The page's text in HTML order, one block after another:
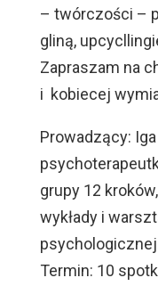
– twórczości –
gliną,
Zapraszam na
i kobiecej
Prowadzący:
grupy 12
wykłady i
Termin: 10